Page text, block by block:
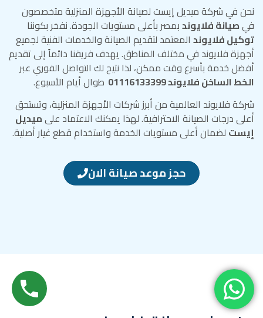
نحن في شركة ميديل إيست لصيانة الأجهزة المنزلية متخصصون
فيصيانة فلايوندبمصر بأعلى مستويات الجودة. نفخر بكوننا
توكيل فلايوند المعتمد لتقديم الصيانة والخدمات الفنية لجميع
أجهزة فلايوند في مختلف المناطق. يهدف فريقنا دائماً إلى تقديم
أفضل خدمة بأسرع وقت ممكن، لذا نتيح لك التواصل الفوري عبر
الخط الساخن فلايوند 01116133399
طوال أيام الأسبوع.
شركة فلايوند العالمية من أبرز شركات الأجهزة المنزلية، وتستحق
أعلى درجات الصيانة الاحترافية. لهذا يمكنك الاعتماد علىميديل
إيست لضمان أعلى مستويات الخدمة واستخدام قطع غيار أصلية.
حجز موعد صيانة الان